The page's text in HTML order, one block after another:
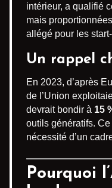
intérieur, a qualifié
mais
allégé pour les
Un rappel
En 2023, d’après
de l’Union
devrait bondir à 15
outils génératifs.
nécessité d’un
Pourquoi